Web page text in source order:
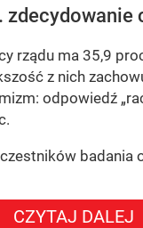
zdecydowanie
rządu ma 35,9
z nich
odpowiedź
badania
CZYTAJ DALEJ